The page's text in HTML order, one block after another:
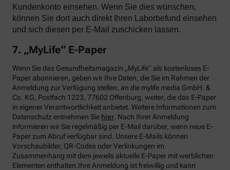
Kundenkonto einsehen. Wenn Sie dies wünschen,
können Sie dort auch direkt Ihren Laborbefund einsehen
und sich diesen per E-Mail zuschicken lassen.
7. „MyLife“ E-Paper
Wenn Sie das Gesundheitsmagazin „MyLife“ als kostenloses E-
Paper abonnieren, geben wir Ihre Daten, die Sie im Rahmen der
Anmeldung zur Verfügung stellen, an die mylife media GmbH. &
Co. KG, Postfach 1223, 77602 Offenburg, weiter, die das E-Paper
in eigener Verantwortlichkeit anbietet. Weitere Informationen zum
Datenschutz entnehmen Sie hier . Nach Ihrer Anmeldung
informieren wir Sie regelmäßig per E-Mail darüber, wenn neue E-
Paper zum Abruf verfügbar sind. Unsere E-Mails können
Vorschaubilder, QR-Codes oder Verlinkungen im
Zusammenhang mit dem jeweils aktuelle E-Paper mit werblichen
Elementen enthalten.Ihre Anmeldung ist freiwillig und kann